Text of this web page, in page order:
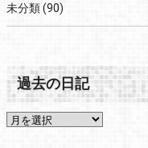
未分類(90)
過去の日記